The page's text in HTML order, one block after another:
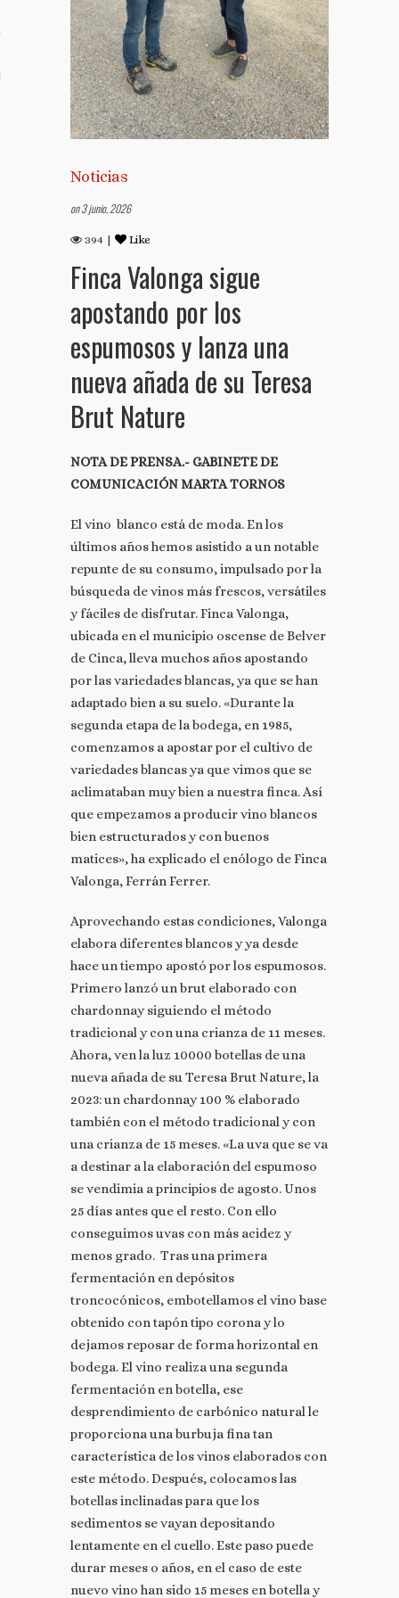
TUS NOTAS DE PRENSA
Noticias
on 3 junio, 2026
394 | Like
Finca Valonga sigue
apostando por los
espumosos y lanza una
nueva añada de su Teresa
Brut Nature
NOTA DE PRENSA.- GABINETE DE
COMUNICACIÓN MARTA TORNOS
El vino blanco está de moda. En los
últimos años hemos asistido a un notable
repunte de su consumo, impulsado por la
búsqueda de vinos más frescos, versátiles
y fáciles de disfrutar. Finca Valonga,
ubicada en el municipio oscense de Belver
de Cinca, lleva muchos años apostando
por las variedades blancas, ya que se han
adaptado bien a su suelo. «Durante la
segunda etapa de la bodega, en 1985,
comenzamos a apostar por el cultivo de
variedades blancas ya que vimos que se
aclimataban muy bien a nuestra finca. Así
que empezamos a producir vino blancos
bien estructurados y con buenos
matices», ha explicado el enólogo de Finca
Valonga, Ferrán Ferrer.
Aprovechando estas condiciones, Valonga
elabora diferentes blancos y ya desde
hace un tiempo apostó por los espumosos.
Primero lanzó un brut elaborado con
chardonnay siguiendo el método
tradicional y con una crianza de 11 meses.
Ahora, ven la luz 10000 botellas de una
nueva añada de su Teresa Brut Nature, la
2023: un chardonnay 100 % elaborado
también con el método tradicional y con
una crianza de 15 meses. «La uva que se va
a destinar a la elaboración del espumoso
se vendimia a principios de agosto. Unos
25 días antes que el resto. Con ello
conseguimos uvas con más acidez y
menos grado. Tras una primera
fermentación en depósitos
troncocónicos, embotellamos el vino base
obtenido con tapón tipo corona y lo
dejamos reposar de forma horizontal en
bodega. El vino realiza una segunda
fermentación en botella, ese
desprendimiento de carbónico natural le
proporciona una burbuja fina tan
característica de los vinos elaborados con
este método. Después, colocamos las
botellas inclinadas para que los
sedimentos se vayan depositando
lentamente en el cuello. Este paso puede
durar meses o años, en el caso de este
nuevo vino han sido 15 meses en botella y